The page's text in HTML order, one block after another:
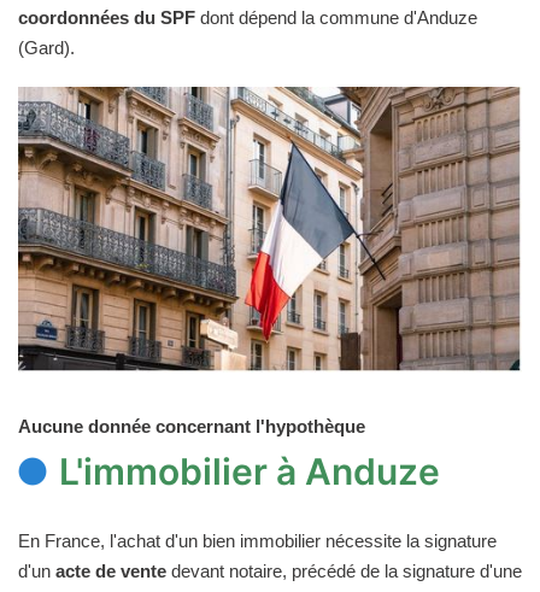
coordonnées du SPF dont dépend la commune d'Anduze
(Gard).
Aucune donnée concernant l'hypothèque
L'immobilier à Anduze
En France, l'achat d'un bien immobilier nécessite la signature
d'un acte de vente devant notaire, précédé de la signature d'une